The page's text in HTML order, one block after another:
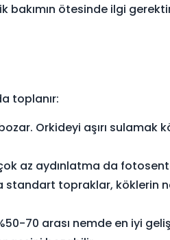
bakımın ötesinde ilgi
toplanır:
Orkideyi aşırı sulamak
az aydınlatma da
standart topraklar, köklerin
70 arası nemde en iyi